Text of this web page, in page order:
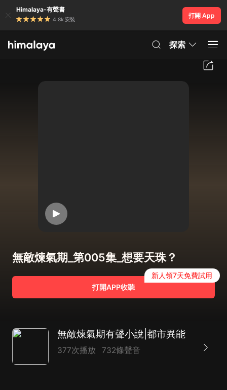
Himalaya-有聲書
4.8k 安裝
打開 App
探索
無敵煉氣期_第005集_想要天珠？
打開APP收聽
新人領7天免費試用
無敵煉氣期有聲小說|都市異能
377次播放 732條聲音